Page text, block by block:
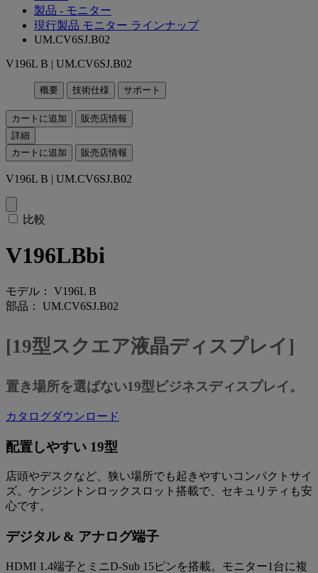
製品 - モニター
現行製品 モニター ラインナップ
UM.CV6SJ.B02
V196L B | UM.CV6SJ.B02
概要 技術仕様 サポート
カートに追加
販売店情報
詳細
カートに追加
販売店情報
V196L B | UM.CV6SJ.B02
比較
V196LBbi
モデル： V196L B
部品： UM.CV6SJ.B02
[19型スクエア液晶ディスプレイ]
置き場所を選ばない19型ビジネスディスプレイ。
カタログダウンロード
配置しやすい 19型
店頭やデスクなど、狭い場所でも起きやすいコンパクトサイ
ズ。ケンジントンロックスロット搭載で、セキュリティも安
心です。
デジタル & アナログ端子
HDMI 1.4端子とミニD-Sub 15ピンを搭載。モニター1台に複